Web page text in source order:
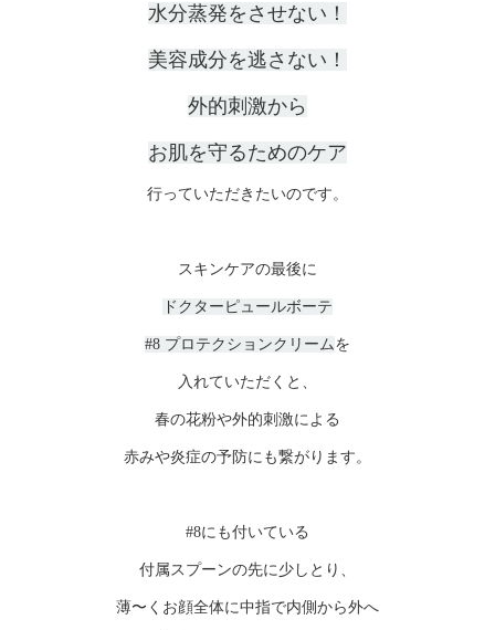
水分蒸発をさせない！
美容成分を逃さない！
外的刺激から
お肌を守るためのケア
行っていただきたいのです。
スキンケアの最後に
ドクターピュールボーテ
#8 プロテクションクリーム を
入れていただくと、
春の花粉や外的刺激による
赤みや炎症の予防にも繋がります。
#8にも付いている
付属スプーンの先に少しとり、
薄〜くお顔全体に中指で内側から外へ